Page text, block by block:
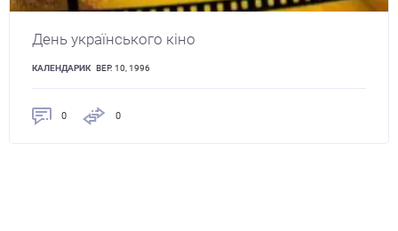
День українського кіно
КАЛЕНДАРИК ВЕР. 10, 1996
0 0